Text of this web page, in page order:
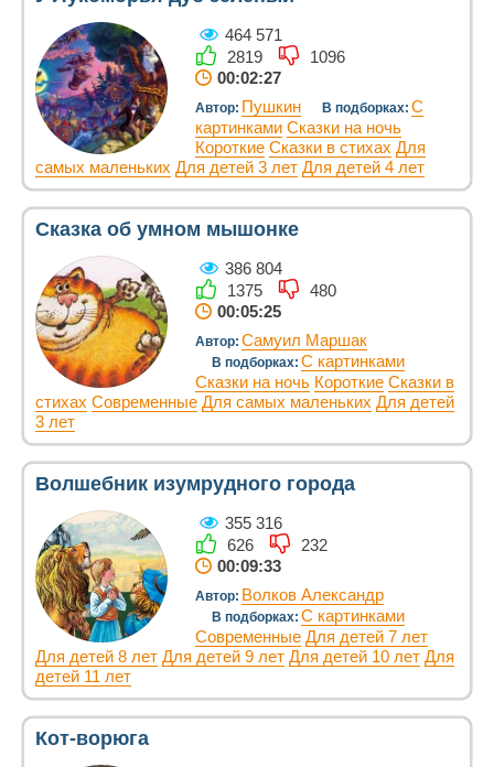
464 571
2819
1096
00:02:27
Автор: Пушкин В подборках: С
картинками Сказки на ночь
Короткие Сказки в стихах Для
самых маленьких Для детей 3 лет Для детей 4 лет
Сказка об умном мышонке
386 804
1375
480
00:05:25
Автор: Самуил Маршак
В подборках: С картинками
Сказки на ночь Короткие Сказки в
стихах Современные Для самых маленьких Для детей
3 лет
Волшебник изумрудного города
355 316
626
232
00:09:33
Автор: Волков Александр
В подборках: С картинками
Современные Для детей 7 лет
Для детей 8 лет Для детей 9 лет Для детей 10 лет Для
детей 11 лет
Кот-ворюга